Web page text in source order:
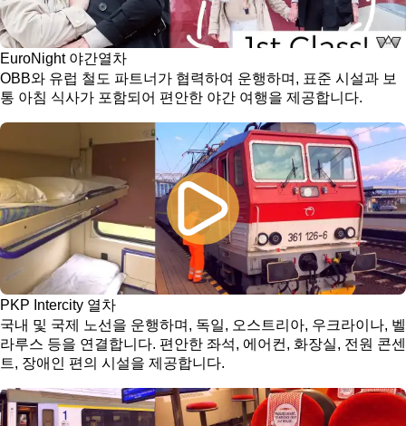
EuroNight 야간열차
OBB와 유럽 철도 파트너가 협력하여 운행하며, 표준 시설과 보
통 아침 식사가 포함되어 편안한 야간 여행을 제공합니다.
PKP Intercity 열차
국내 및 국제 노선을 운행하며, 독일, 오스트리아, 우크라이나, 벨
라루스 등을 연결합니다. 편안한 좌석, 에어컨, 화장실, 전원 콘센
트, 장애인 편의 시설을 제공합니다.